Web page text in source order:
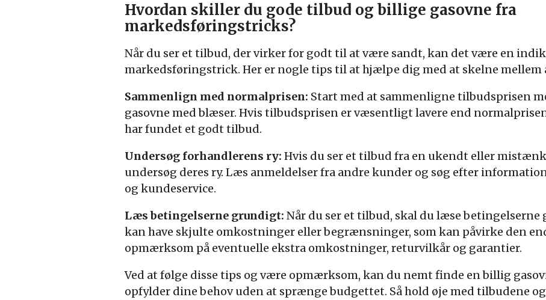
Hvordan skiller du gode tilbud og billige gasovne fra
markedsføringstricks?
Når du ser et tilbud, der virker for godt til at være sandt, kan det være en
markedsføringstrick. Her er nogle tips til at hjælpe dig med at skelne
Sammenlign med normalprisen: Start med at sammenligne tilbudsprisen
gasovne med blæser. Hvis tilbudsprisen er væsentligt lavere end
har fundet et godt tilbud.
Undersøg forhandlerens ry: Hvis du ser et tilbud fra en ukendt eller
undersøg deres ry. Læs anmeldelser fra andre kunder og søg efter
og kundeservice.
Læs betingelserne grundigt: Når du ser et tilbud, skal du læse
kan have skjulte omkostninger eller begrænsninger, som kan påvirke den
opmærksom på eventuelle ekstra omkostninger, returvilkår og garantier.
Ved at følge disse tips og være opmærksom, kan du nemt finde en billig
opfylder dine behov uden at sprænge budgettet. Så hold øje med tilbudene